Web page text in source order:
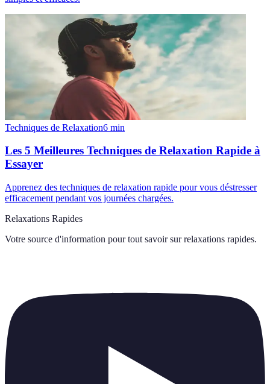
Techniques de Relaxation6 min
Les 5 Meilleures Techniques de Relaxation Rapide à
Essayer
Apprenez des techniques de relaxation rapide pour vous déstresser
efficacement pendant vos journées chargées.
Relaxations Rapides
Votre source d'information pour tout savoir sur relaxations rapides.